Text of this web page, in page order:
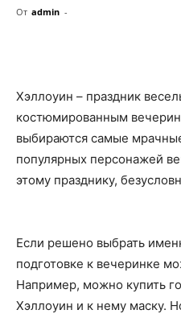
От admin -
Хэллоуин – праздник
костюмированным
выбираются самые
популярных персонажей
этому празднику,
Если решено выбрать
подготовке к вечеринке
Например, можно купить
Хэллоуин и к нему маску.